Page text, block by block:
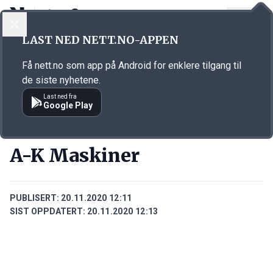
Annonsørinnhold
A-K Maskiner
PUBLISERT: 20.11.2020 12:11
SIST OPPDATERT: 20.11.2020 12:13
LAST NED NETT.NO-APPEN
Få nett.no som app på Android for enklere tilgang til
de siste nyhetene.
Last ned fra
Google Play